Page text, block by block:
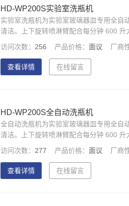
HD-WP200S实验室洗瓶机
实验室洗瓶机为实验室玻璃器皿专用全自
清洁。上下旋转喷淋臂配合每分钟 600
与 UVC 杀菌，水质与清洗效果达标可追
访问次数： 256 产品价格：面议 厂商
查看详情 在线留言
HD-WP200S全自动洗瓶机
全自动洗瓶机为实验室玻璃器皿专用全自
清洁。上下旋转喷淋臂配合每分钟 600
与 UVC 杀菌，水质与清洗效果达标可追
访问次数： 277 产品价格：面议 厂商
查看详情 在线留言